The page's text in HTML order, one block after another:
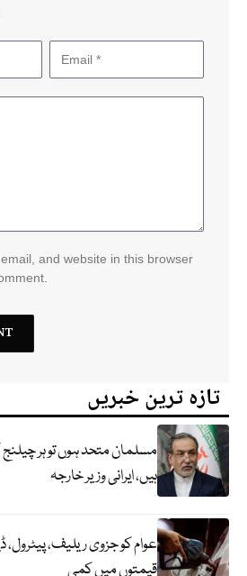
and website in this browser
تازہ ترین خبریں
مسلمان متحد ہوں تو ہر
ہیں، ایرانی وزیر خارجہ
عوام کو جزوی ریلیف،
قیمتوں میں کمی